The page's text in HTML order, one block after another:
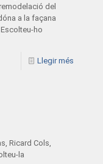
del
a la façana
ho
Llegir més
Ricard Cols,
la